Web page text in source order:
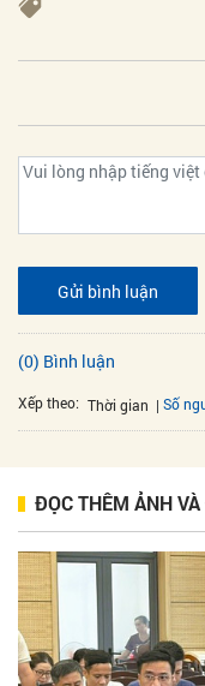
Gửi bình luận
(0) Bình luận
Xếp theo: Thời gian Số
ĐỌC THÊM ẢNH